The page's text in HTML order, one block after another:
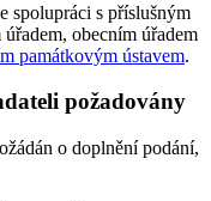
spolupráci s příslušným
obecním úřadem
památkovým ústavem.
požadovány
o doplnění podání,